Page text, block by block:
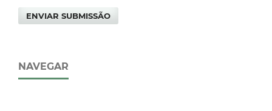
ENVIAR SUBMISSÃO
NAVEGAR